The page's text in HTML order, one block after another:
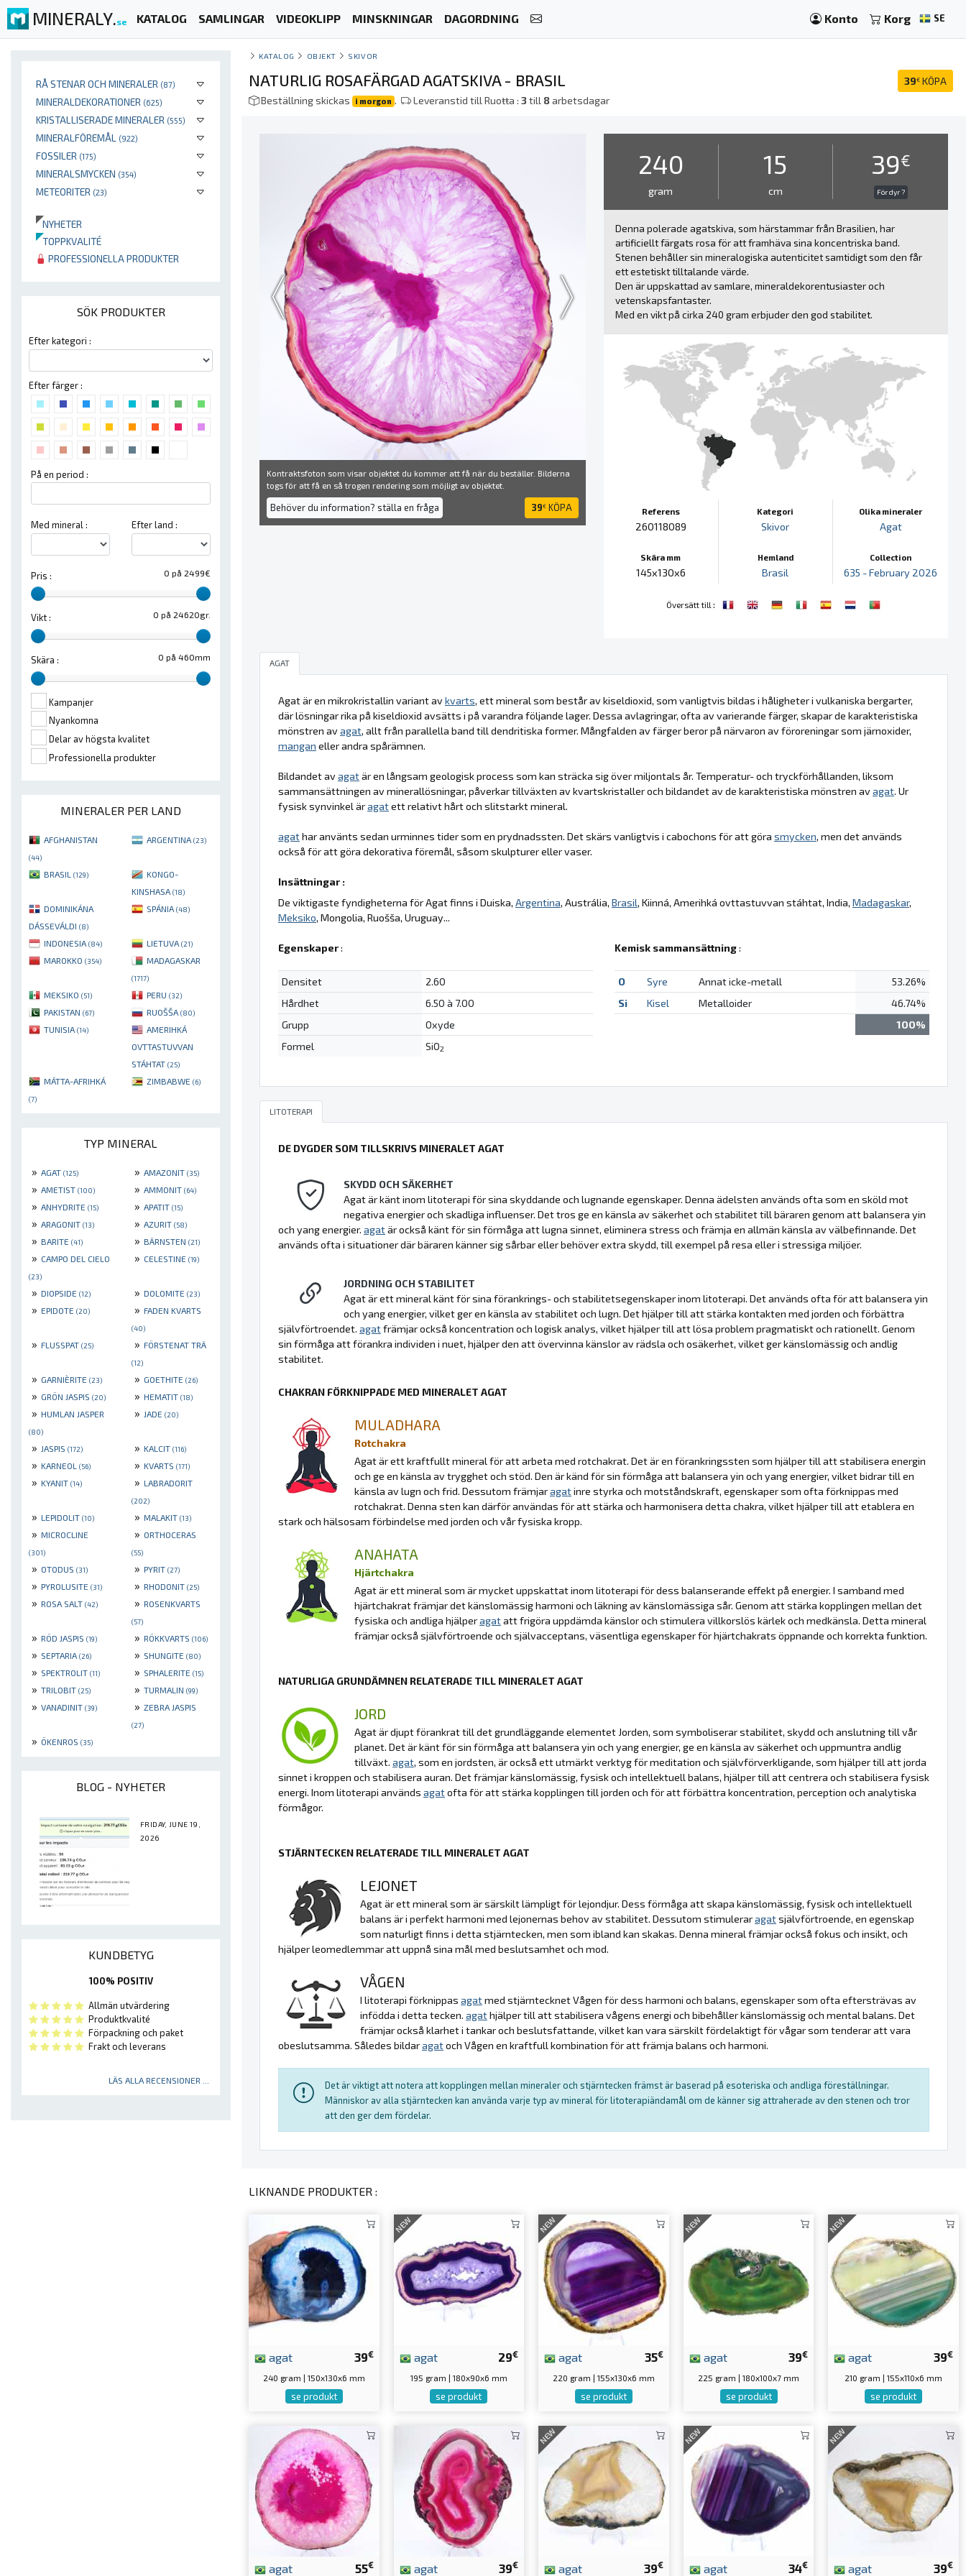
MINERALY.se KATALOG SAMLINGAR VIDEOKLIPP MINSKNINGAR DAGORDNING Konto Korg SE
RÅ STENAR OCH MINERALER (87)
MINERALDEKORATIONER (625)
KRISTALLISERADE MINERALER (555)
MINERALFÖREMÅL (922)
FOSSILER (175)
MINERALSMYCKEN (354)
METEORITER (23)
NYHETER
TOPPKVALITÉ
PROFESSIONELLA PRODUKTER
SÖK PRODUKTER
Efter kategori :
Efter färger :
På en period :
Med mineral : Efter land :
0 på 2499€
Pris :
0 på 24620gr.
Vikt :
0 på 460mm
Skära :
Kampanjer
Nyankomna
Delar av högsta kvalitet
Professionella produkter
MINERALER PER LAND
AFGHANISTAN
(44)
ARGENTINA (23)
BRASIL (129)
KONGO-
KINSHASA (18)
DOMINIKÁNA
DÁSSEVÁLDI (8)
SPÁNIA (48)
INDONESIA (84) LIETUVA (21)
MAROKKO (354) MADAGASKAR
(1717)
MEKSIKO (51) PERU (32)
PAKISTAN (67) RUOŠŠA (80)
TUNISIA (14)
AMERIHKÁ
OVTTASTUVVAN
STÁHTAT (25)
MÁTTA-AFRIHKÁ
(7)
ZIMBABWE (6)
TYP MINERAL
» AGAT (125) » AMAZONIT (35)
» AMETIST (100) » AMMONIT (64)
» ANHYDRITE (15) » APATIT (15)
» ARAGONIT (13) » AZURIT (58)
» BARITE (41) » BÄRNSTEN (21)
» CAMPO DEL CIELO
(23)
» CELESTINE (19)
» DIOPSIDE (12) » DOLOMITE (23)
» EPIDOTE (20) » FADEN KVARTS
(40)
» FLUSSPAT (25) » FÖRSTENAT TRÄ
(12)
» GARNIÈRITE (23) » GOETHITE (26)
» GRÖN JASPIS (20) » HEMATIT (18)
» HUMLAN JASPER
(80)
» JADE (20)
» JASPIS (172) » KALCIT (116)
» KARNEOL (56) » KVARTS (171)
» KYANIT (14) » LABRADORIT
(202)
» LEPIDOLIT (10) » MALAKIT (13)
» MICROCLINE
(301)
» ORTHOCERAS
(55)
» OTODUS (31) » PYRIT (27)
» PYROLUSITE (31) » RHODONIT (25)
» ROSA SALT (42) » ROSENKVARTS
(57)
» RÖD JASPIS (19) » RÖKKVARTS (106)
» SEPTARIA (26) » SHUNGITE (80)
» SPEKTROLIT (11) » SPHALERITE (15)
» TRILOBIT (25) » TURMALIN (99)
» VANADINIT (39) » ZEBRA JASPIS
(27)
» ÖKENROS (35)
BLOG - NYHETER
FRIDAY, JUNE 19,
2026
KUNDBETYG
100% POSITIV
Allmän utvärdering
Produktkvalité
Förpackning och paket
Frakt och leverans
LÄS ALLA RECENSIONER ...
KATALOG OBJEKT SKIVOR
39€ KÖPA
NATURLIG ROSAFÄRGAD AGATSKIVA - BRASIL
Beställning skickas i morgon . Leveranstid till Ruoŧŧa :3till 8arbetsdagar
Kontraktsfoton som visar objektet du kommer att få när du beställer. Bilderna
togs för att få en så trogen rendering som möjligt av objektet.
Behöver du information? ställa en fråga 39€ KÖPA
240
gram
15
cm
39€
För dyr ?
Denna polerade agatskiva, som härstammar från Brasilien, har
artificiellt färgats rosa för att framhäva sina koncentriska band.
Stenen behåller sin mineralogiska autenticitet samtidigt som den får
ett estetiskt tilltalande värde.
Den är uppskattad av samlare, mineraldekorentusiaster och
vetenskapsfantaster.
Med en vikt på cirka 240 gram erbjuder den god stabilitet.
Referens
260118089
Skära mm
145x130x6
Kategori
Skivor
Hemland
Brasil
Olika mineraler
Agat
Collection
635 - February 2026
Översätt till :
AGAT
Agat är en mikrokristallin variant avkvarts, ett mineral som består av kiseldioxid, som vanligtvis bildas i håligheter i vulkaniska bergarter,
där lösningar rika på kiseldioxid avsätts i på varandra följande lager. Dessa avlagringar, ofta av varierande färger, skapar de karakteristiska
mönstren avagat, allt från parallella band till dendritiska former. Mångfalden av färger beror på närvaron av föroreningar som järnoxider,
mangan eller andra spårämnen.
Bildandet avagatär en långsam geologisk process som kan sträcka sig över miljontals år. Temperatur- och tryckförhållanden, liksom
sammansättningen av minerallösningar, påverkar tillväxten av kvartskristaller och bildandet av de karakteristiska mönstren avagat. Ur
fysisk synvinkel äragatett relativt hårt och slitstarkt mineral.
agathar använts sedan urminnes tider som en prydnadssten. Det skärs vanligtvis i cabochons för att göra smycken, men det används
också för att göra dekorativa föremål, såsom skulpturer eller vaser.
Insättningar :
De viktigaste fyndigheterna för Agat finns i Duiska, Argentina, Austrália, Brasil, Kiinná, Amerihká ovttastuvvan stáhtat, India, Madagaskar,
Meksiko, Mongolia, Ruošša, Uruguay...
Egenskaper:
Densitet
2.60
Hårdhet
6.50 à 7.00
Grupp
Oxyde
Formel
SiO2
Kemisk sammansättning:
O Syre Annat icke-metall
53.26%
Si
Kisel Metalloider
46.74%
100%
LITOTERAPI
DE DYGDER SOM TILLSKRIVS MINERALET AGAT
SKYDD OCH SÄKERHET
Agat är känt inom litoterapi för sina skyddande och lugnande egenskaper. Denna ädelsten används ofta som en sköld mot
negativa energier och skadliga influenser. Det tros ge en känsla av säkerhet och stabilitet till bäraren genom att balansera yin
och yang energier. agatär också känt för sin förmåga att lugna sinnet, eliminera stress och främja en allmän känsla av välbefinnande. Det
används ofta i situationer där bäraren känner sig sårbar eller behöver extra skydd, till exempel på resa eller i stressiga miljöer.
JORDNING OCH STABILITET
Agat är ett mineral känt för sina förankrings- och stabilitetsegenskaper inom litoterapi. Det används ofta för att balansera yin
och yang energier, vilket ger en känsla av stabilitet och lugn. Det hjälper till att stärka kontakten med jorden och förbättra
självförtroendet. agatfrämjar också koncentration och logisk analys, vilket hjälper till att lösa problem pragmatiskt och rationellt. Genom
sin förmåga att förankra individen i nuet, hjälper den att övervinna känslor av rädsla och osäkerhet, vilket ger känslomässig och andlig
stabilitet.
CHAKRAN FÖRKNIPPADE MED MINERALET AGAT
MULADHARA
Rotchakra
Agat är ett kraftfullt mineral för att arbeta med rotchakrat. Det är en förankringssten som hjälper till att stabilisera energin
och ge en känsla av trygghet och stöd. Den är känd för sin förmåga att balansera yin och yang energier, vilket bidrar till en
känsla av lugn och frid. Dessutom främjaragatinre styrka och motståndskraft, egenskaper som ofta förknippas med
rotchakrat. Denna sten kan därför användas för att stärka och harmonisera detta chakra, vilket hjälper till att etablera en
stark och hälsosam förbindelse med jorden och vår fysiska kropp.
ANAHATA
Hjärtchakra
Agat är ett mineral som är mycket uppskattat inom litoterapi för dess balanserande effekt på energier. I samband med
hjärtchakrat främjar det känslomässig harmoni och läkning av känslomässiga sår. Genom att stärka kopplingen mellan det
fysiska och andliga hjälperagatatt frigöra uppdämda känslor och stimulera villkorslös kärlek och medkänsla. Detta mineral
främjar också självförtroende och självacceptans, väsentliga egenskaper för hjärtchakrats öppnande och korrekta funktion.
NATURLIGA GRUNDÄMNEN RELATERADE TILL MINERALET AGAT
JORD
Agat är djupt förankrat till det grundläggande elementet Jorden, som symboliserar stabilitet, skydd och anslutning till vår
planet. Det är känt för sin förmåga att balansera yin och yang energier, ge en känsla av säkerhet och uppmuntra andlig
tillväxt. agat, som en jordsten, är också ett utmärkt verktyg för meditation och självförverkligande, som hjälper till att jorda
sinnet i kroppen och stabilisera auran. Det främjar känslomässig, fysisk och intellektuell balans, hjälper till att centrera och stabilisera fysisk
energi. Inom litoterapi används agatofta för att stärka kopplingen till jorden och för att förbättra koncentration, perception och analytiska
förmågor.
STJÄRNTECKEN RELATERADE TILL MINERALET AGAT
LEJONET
Agat är ett mineral som är särskilt lämpligt för lejondjur. Dess förmåga att skapa känslomässig, fysisk och intellektuell
balans är i perfekt harmoni med lejonernas behov av stabilitet. Dessutom stimuleraragatsjälvförtroende, en egenskap
som naturligt finns i detta stjärntecken, men som ibland kan skakas. Denna mineral främjar också fokus och insikt, och
hjälper leomedlemmar att uppnå sina mål med beslutsamhet och mod.
VÅGEN
I litoterapi förknippas agatmed stjärntecknet Vågen för dess harmoni och balans, egenskaper som ofta eftersträvas av
infödda i detta tecken. agathjälper till att stabilisera vågens energi och bibehåller känslomässig och mental balans. Det
främjar också klarhet i tankar och beslutsfattande, vilket kan vara särskilt fördelaktigt för vågar som tenderar att vara
obeslutsamma. Således bildaragatoch Vågen en kraftfull kombination för att främja balans och harmoni.
Det är viktigt att notera att kopplingen mellan mineraler och stjärntecken främst är baserad på esoteriska och andliga föreställningar.
Människor av alla stjärntecken kan använda varje typ av mineral för litoterapiändamål om de känner sig attraherade av den stenen och tror
att den ger dem fördelar.
LIKNANDE PRODUKTER :
39€
agat
240 gram | 150x130x6 mm
se produkt
NEW
29€
agat
195 gram | 180x90x6 mm
se produkt
NEW
35€
agat
220 gram | 155x130x6 mm
se produkt
NEW
39€
agat
225 gram | 180x100x7 mm
se produkt
NEW
39€
agat
210 gram | 155x110x6 mm
se produkt
55€
agat 39€
agat
NEW
39€
agat
NEW
34€
agat
NEW
39€
agat